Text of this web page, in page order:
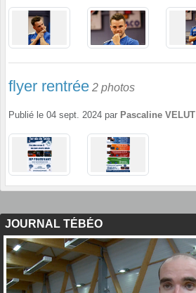
flyer rentrée 2 photos
Publié le 04 sept. 2024 par Pascaline VELUT
JOURNAL TÉBÉO